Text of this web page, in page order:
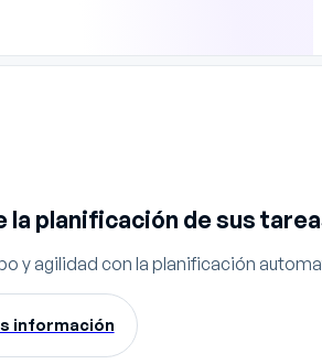
la planificación de sus
y agilidad con la planificación
información